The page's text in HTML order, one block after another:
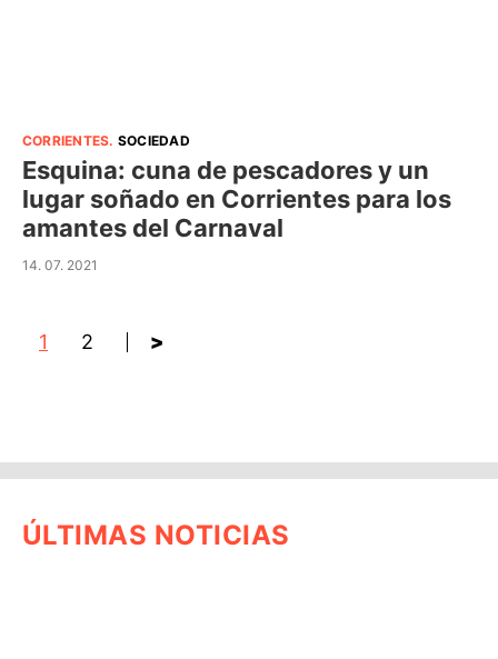
CORRIENTES. SOCIEDAD
Esquina: cuna de pescadores y un
lugar soñado en Corrientes para los
amantes del Carnaval
14. 07. 2021
1 2 >
ÚLTIMAS NOTICIAS